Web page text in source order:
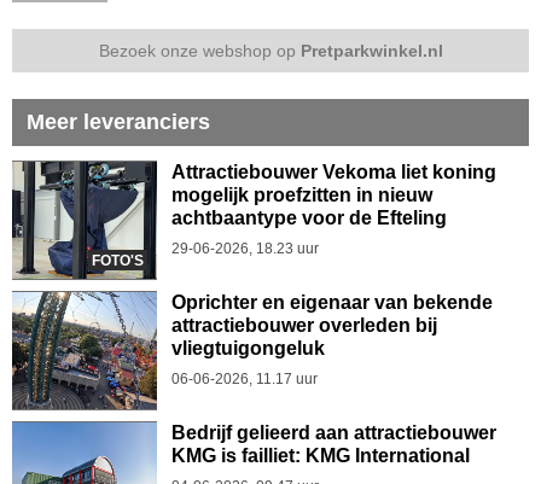
Bezoek onze webshop op Pretparkwinkel.nl
Meer leveranciers
FOTO'S
Attractiebouwer Vekoma liet koning
mogelijk proefzitten in nieuw
achtbaantype voor de Efteling
29-06-2026, 18.23 uur
Oprichter en eigenaar van bekende
attractiebouwer overleden bij
vliegtuigongeluk
06-06-2026, 11.17 uur
Bedrijf gelieerd aan attractiebouwer
KMG is failliet: KMG International